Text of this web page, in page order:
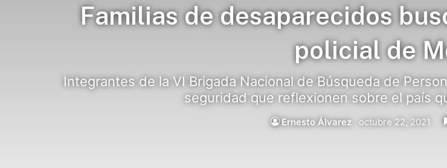
Familias de desaparecidos
policial de
Integrantes de la VI Brigada Nacional de Búsqueda de
seguridad que reflexionen sobre el país
Ernesto Álvarez octubre 22, 2021